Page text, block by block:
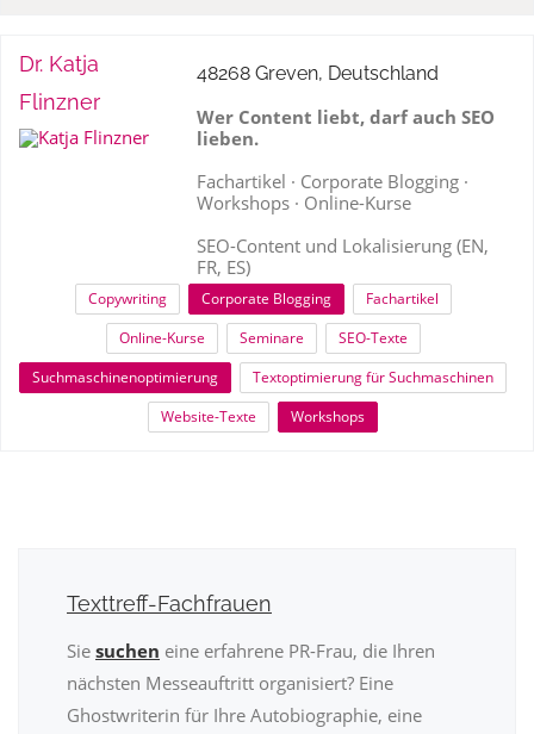
Dr. Katja
Flinzner
48268 Greven, Deutschland
Wer Content liebt, darf auch SEO
lieben.
Fachartikel · Corporate Blogging ·
Workshops · Online-Kurse
SEO-Content und Lokalisierung (EN,
FR, ES)
Copywriting Corporate Blogging
Fachartikel
Online-Kurse
Seminare
SEO-Texte
Suchmaschinenoptimierung
Textoptimierung für Suchmaschinen
Website-Texte
Workshops
Texttreff-Fachfrauen
Sie suchen eine erfahrene PR-Frau, die Ihren
nächsten Messeauftritt organisiert? Eine
Ghostwriterin für Ihre Autobiographie, eine